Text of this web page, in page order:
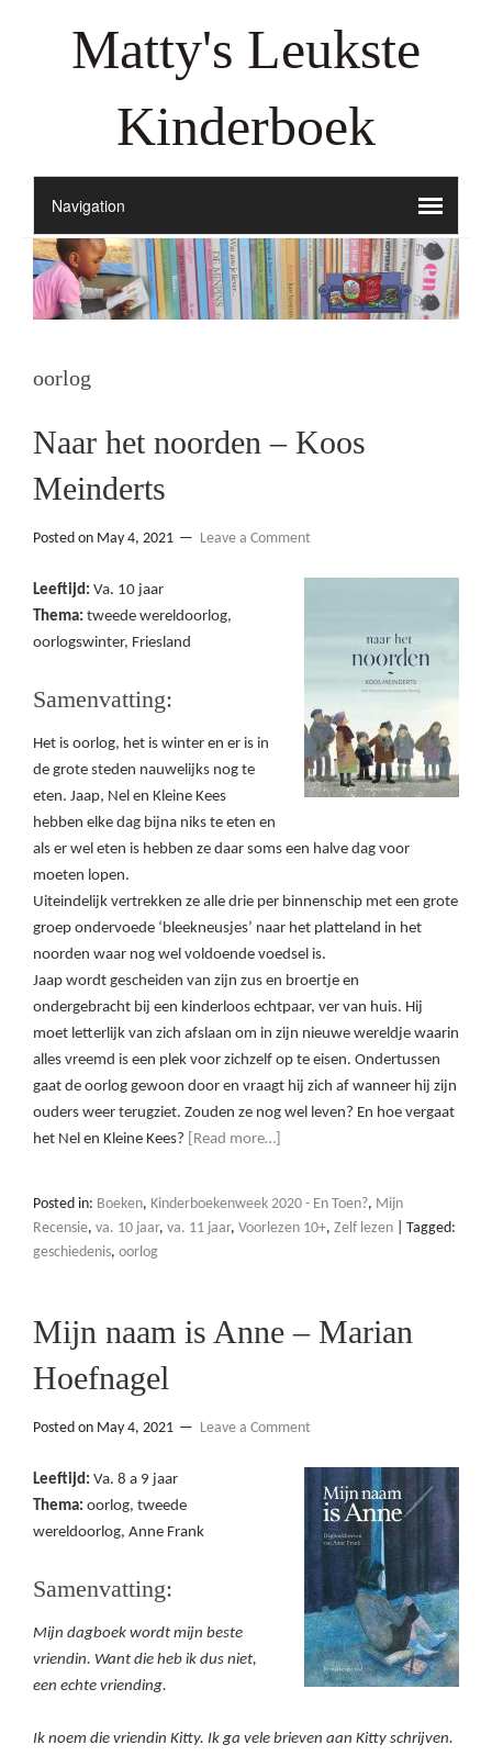
Matty's Leukste
Kinderboek
oorlog
Naar het noorden – Koos
Meinderts
Posted on May 4, 2021 Leave a Comment
Leeftijd: Va. 10 jaar
Thema: tweede wereldoorlog,
oorlogswinter, Friesland
Samenvatting:
Het is oorlog, het is winter en er is in
de grote steden nauwelijks nog te
eten. Jaap, Nel en Kleine Kees
hebben elke dag bijna niks te eten en
als er wel eten is hebben ze daar soms een halve dag voor
moeten lopen.
Uiteindelijk vertrekken ze alle drie per binnenschip met een grote
groep ondervoede ‘bleekneusjes’ naar het platteland in het
noorden waar nog wel voldoende voedsel is.
Jaap wordt gescheiden van zijn zus en broertje en
ondergebracht bij een kinderloos echtpaar, ver van huis. Hij
moet letterlijk van zich afslaan om in zijn nieuwe wereldje waarin
alles vreemd is een plek voor zichzelf op te eisen. Ondertussen
gaat de oorlog gewoon door en vraagt hij zich af wanneer hij zijn
ouders weer terugziet. Zouden ze nog wel leven? En hoe vergaat
het Nel en Kleine Kees?
[Read more…]
Posted in: Boeken, Kinderboekenweek 2020 - En Toen?, Mijn
Recensie, va. 10 jaar, va. 11 jaar, Voorlezen 10+, Zelf lezen
Tagged:
geschiedenis, oorlog
Mijn naam is Anne – Marian
Hoefnagel
Posted on May 4, 2021 Leave a Comment
Leeftijd: Va. 8 a 9 jaar
Thema: oorlog, tweede
wereldoorlog, Anne Frank
Samenvatting:
Mijn dagboek wordt mijn beste
vriendin. Want die heb ik dus niet,
een echte vriending.
Ik noem die vriendin Kitty. Ik ga vele brieven aan Kitty schrijven.